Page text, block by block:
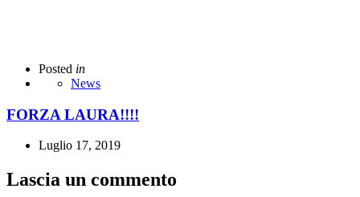
Posted in
News
FORZA LAURA!!!!
Luglio 17, 2019
Lascia un commento